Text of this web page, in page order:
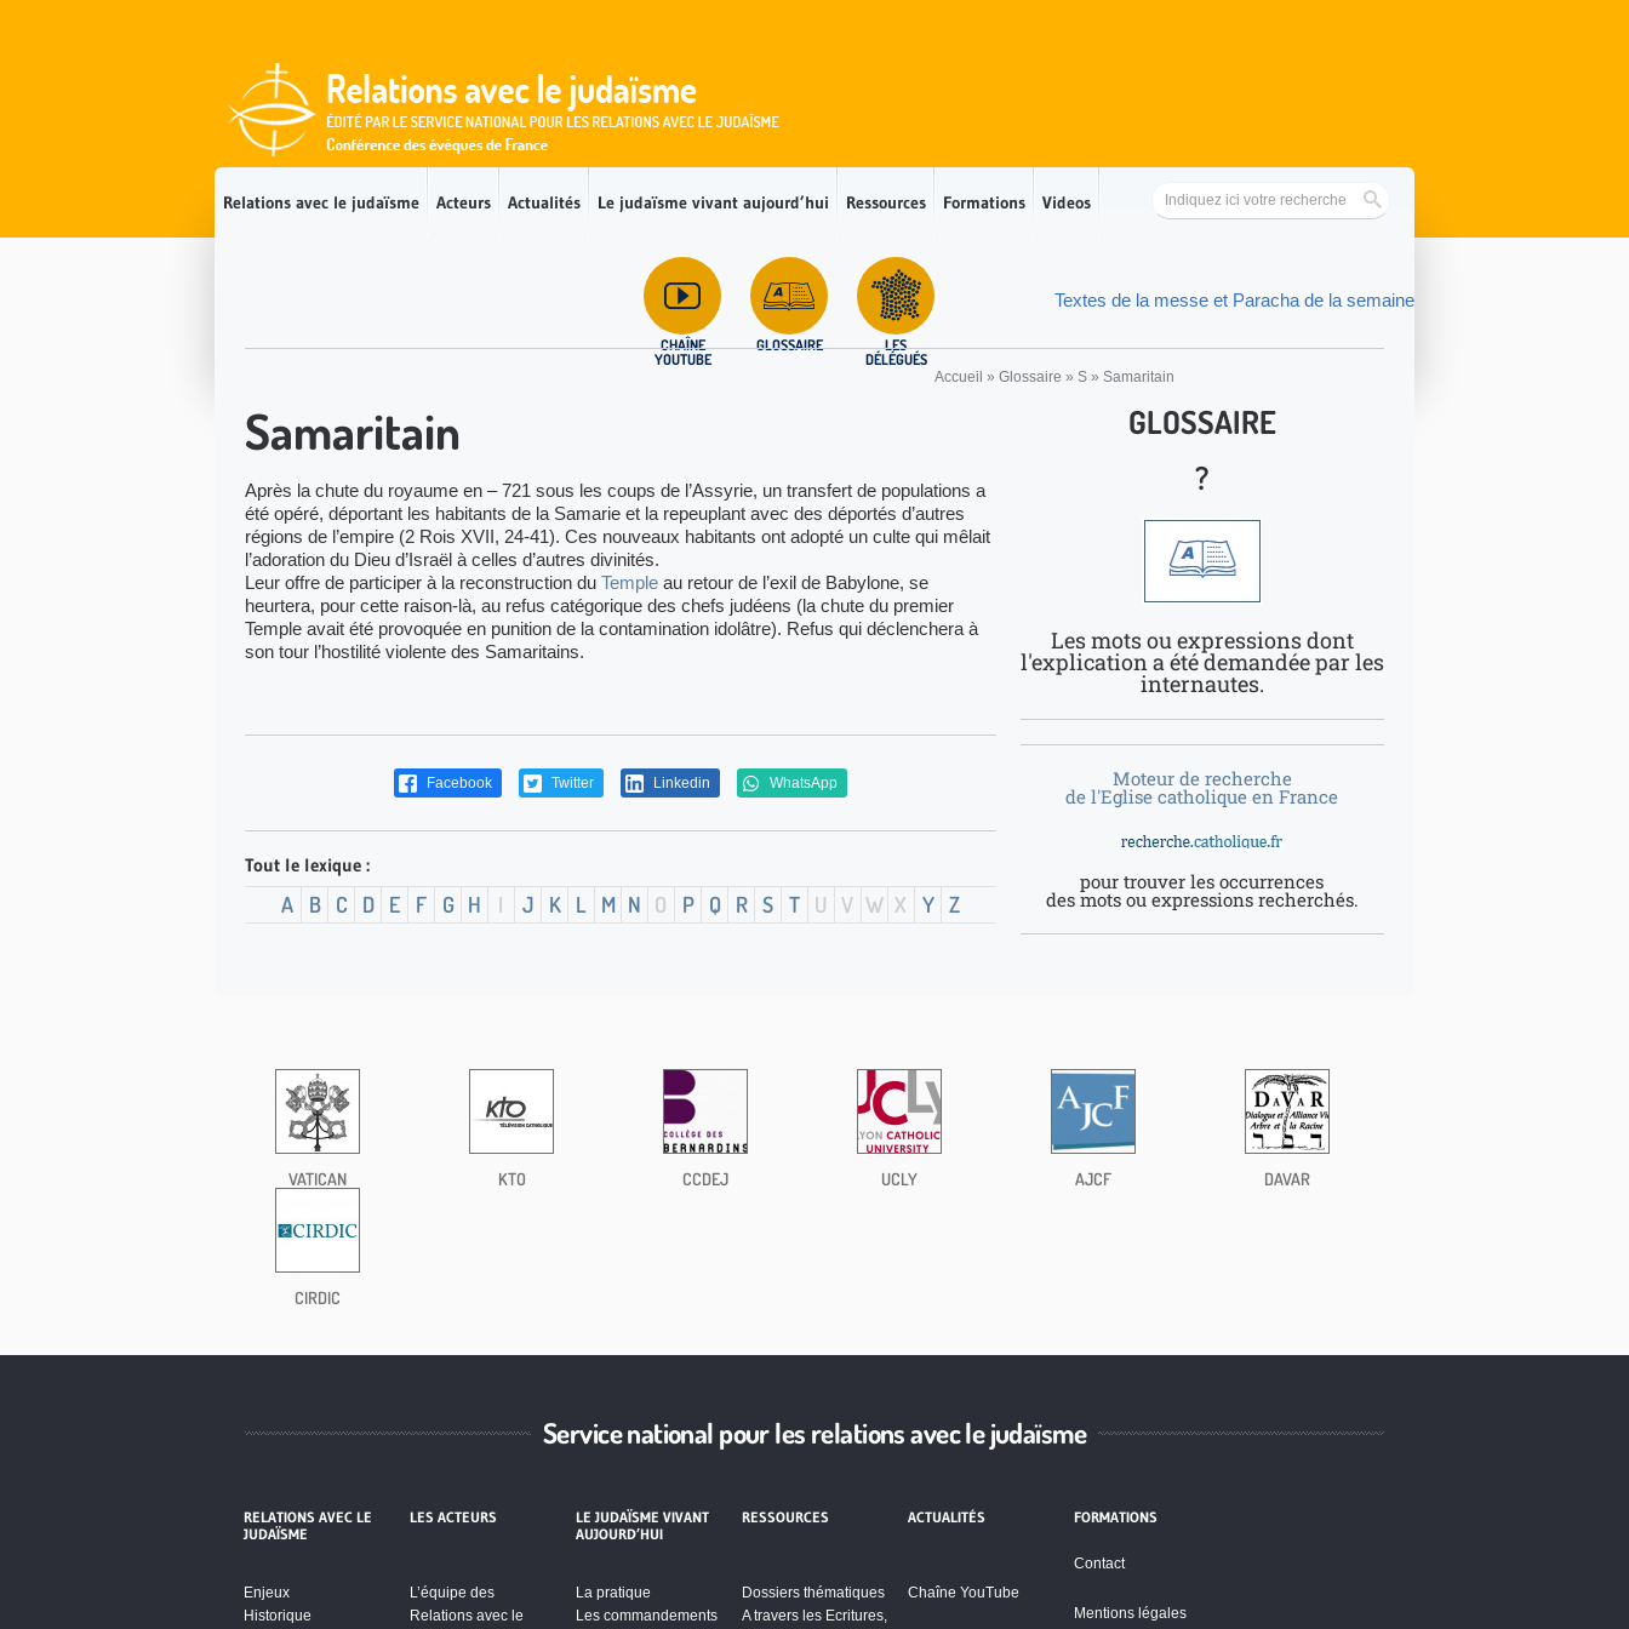
Relations avec le judaïsme Acteurs Actualités Le judaïsme vivant aujourd’hui Ressources Formations Videos
CHAÎNE
YOUTUBE
GLOSSAIRE
LES
DÉLÉGUÉS
Textes de la messe et Paracha de la semaine
Accueil » Glossaire » S » Samaritain
Samaritain
Après la chute du royaume en – 721 sous les coups de l’Assyrie, un transfert de populations a
été opéré, déportant les habitants de la Samarie et la repeuplant avec des déportés d’autres
régions de l’empire (2 Rois XVII, 24-41). Ces nouveaux habitants ont adopté un culte qui mêlait
l’adoration du Dieu d’Israël à celles d’autres divinités.
Leur offre de participer à la reconstruction du Temple au retour de l’exil de Babylone, se
heurtera, pour cette raison-là, au refus catégori­que des chefs judéens (la chute du premier
Temple avait été provoquée en punition de la contamination idolâtre). Refus qui déclenchera à
son tour l’hostilité violente des Samaritains.
Facebook Twitter Linkedin WhatsApp
Tout le lexique :
A B C D E F G H I J K L M N O P Q R S T U V W X Y Z
GLOSSAIRE
?
Les mots ou expressions dont
l'explication a été demandée par les
internautes.
Moteur de recherche
de l'Eglise catholique en France
pour trouver les occurrences
des mots ou expressions recherchés.
VATICAN KTO CCDEJ UCLY AJCF DAVAR
CIRDIC
Service national pour les relations avec le judaïsme
RELATIONS AVEC LE
JUDAÏSME
Enjeux
Historique
LES ACTEURS
L’équipe des
Relations avec le
LE JUDAÏSME VIVANT
AUJOURD’HUI
La pratique
Les commandements
RESSOURCES
Dossiers thématiques
A travers les Ecritures,
ACTUALITÉS
Chaîne YouTube
FORMATIONS
Contact
Mentions légales